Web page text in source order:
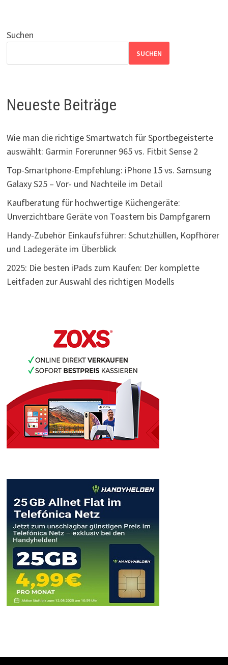
Suchen
SUCHEN
Neueste Beiträge
Wie man die richtige Smartwatch für Sportbegeisterte
auswählt: Garmin Forerunner 965 vs. Fitbit Sense 2
Top-Smartphone-Empfehlung: iPhone 15 vs. Samsung
Galaxy S25 – Vor- und Nachteile im Detail
Kaufberatung für hochwertige Küchengeräte:
Unverzichtbare Geräte von Toastern bis Dampfgarern
Handy-Zubehör Einkaufsführer: Schutzhüllen, Kopfhörer
und Ladegeräte im Überblick
2025: Die besten iPads zum Kaufen: Der komplette
Leitfaden zur Auswahl des richtigen Modells